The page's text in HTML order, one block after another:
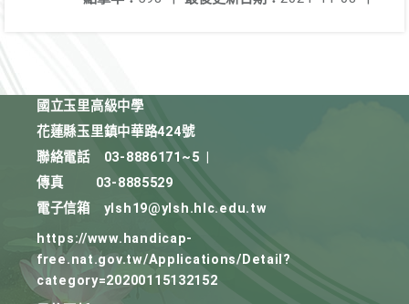
國立玉里高級中學
花蓮縣玉里鎮中華路424號
聯絡電話
03-8886171~5
傳真
03-8885529
電子信箱
ylsh19@ylsh.hlc.edu.tw
https://www.handicap-
free.nat.gov.tw/Applications/Detail?
category=20200115132152